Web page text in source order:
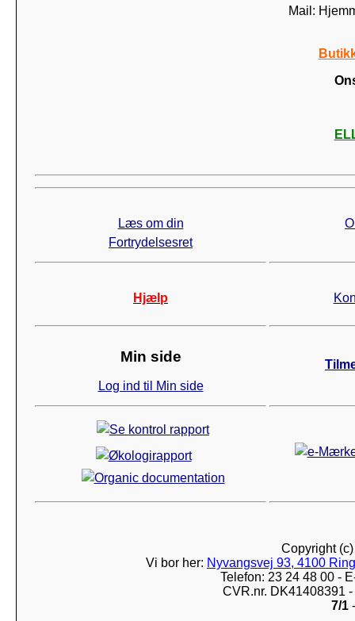
Mail:
Læs om din
Fortrydelsesret
Hjælp
Min side
Log ind til Min side
Copyright
Vi bor her: Nyvangsvej 93, 4100
Telefon: 23 24 48 00 -
CVR.nr. DK41408391
7/1